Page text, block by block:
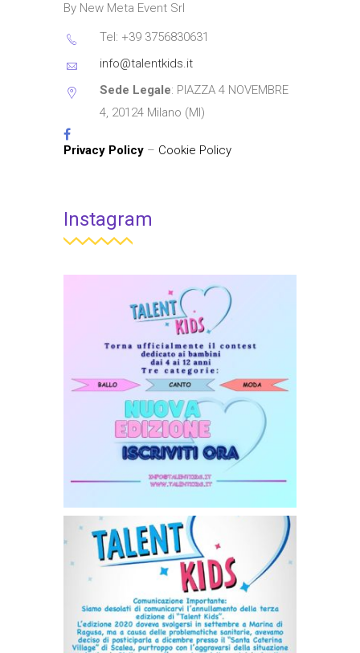
By New Meta Event Srl
Tel: +39 3756830631
info@talentkids.it
Sede Legale: PIAZZA 4 NOVEMBRE
4, 20124 Milano (MI)
Privacy Policy – Cookie Policy
Instagram